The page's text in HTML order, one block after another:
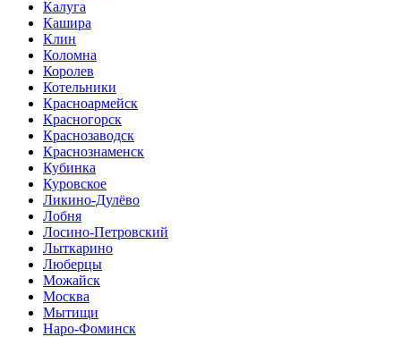
Калуга
Кашира
Клин
Коломна
Королев
Котельники
Красноармейск
Красногорск
Краснозаводск
Краснознаменск
Кубинка
Куровское
Ликино-Дулёво
Лобня
Лосино-Петровский
Лыткарино
Люберцы
Можайск
Москва
Мытищи
Наро-Фоминск